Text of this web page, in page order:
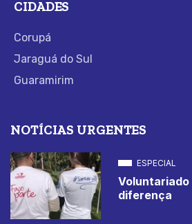
CIDADES
Corupá
Jaraguá do Sul
Guaramirim
NOTÍCIAS URGENTES
ESPECIAL
Voluntariado
diferença